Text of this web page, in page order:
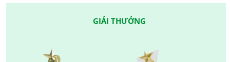
GIẢI THƯỞNG